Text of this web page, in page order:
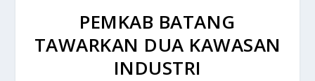
PEMKAB BATANG
TAWARKAN DUA KAWASAN
INDUSTRI